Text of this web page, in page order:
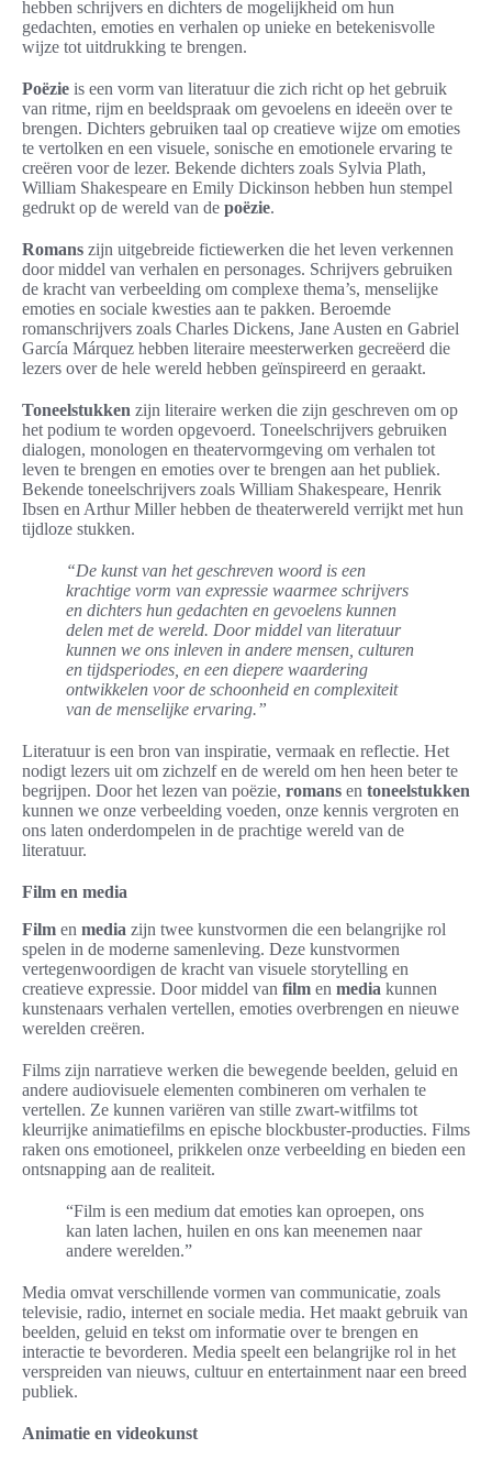
hebben schrijvers en dichters de mogelijkheid om hun
gedachten, emoties en verhalen op unieke en betekenisvolle
wijze tot uitdrukking te brengen.
Poëzie is een vorm van literatuur die zich richt op het gebruik
van ritme, rijm en beeldspraak om gevoelens en ideeën over te
brengen. Dichters gebruiken taal op creatieve wijze om emoties
te vertolken en een visuele, sonische en emotionele ervaring te
creëren voor de lezer. Bekende dichters zoals Sylvia Plath,
William Shakespeare en Emily Dickinson hebben hun stempel
gedrukt op de wereld van de poëzie.
Romans zijn uitgebreide fictiewerken die het leven verkennen
door middel van verhalen en personages. Schrijvers gebruiken
de kracht van verbeelding om complexe thema’s, menselijke
emoties en sociale kwesties aan te pakken. Beroemde
romanschrijvers zoals Charles Dickens, Jane Austen en Gabriel
García Márquez hebben literaire meesterwerken gecreëerd die
lezers over de hele wereld hebben geïnspireerd en geraakt.
Toneelstukken zijn literaire werken die zijn geschreven om op
het podium te worden opgevoerd. Toneelschrijvers gebruiken
dialogen, monologen en theatervormgeving om verhalen tot
leven te brengen en emoties over te brengen aan het publiek.
Bekende toneelschrijvers zoals William Shakespeare, Henrik
Ibsen en Arthur Miller hebben de theaterwereld verrijkt met hun
tijdloze stukken.
“De kunst van het geschreven woord is een
krachtige vorm van expressie waarmee schrijvers
en dichters hun gedachten en gevoelens kunnen
delen met de wereld. Door middel van literatuur
kunnen we ons inleven in andere mensen, culturen
en tijdsperiodes, en een diepere waardering
ontwikkelen voor de schoonheid en complexiteit
van de menselijke ervaring.”
Literatuur is een bron van inspiratie, vermaak en reflectie. Het
nodigt lezers uit om zichzelf en de wereld om hen heen beter te
begrijpen. Door het lezen van poëzie, romans en toneelstukken
kunnen we onze verbeelding voeden, onze kennis vergroten en
ons laten onderdompelen in de prachtige wereld van de
literatuur.
Film en media
Film en media zijn twee kunstvormen die een belangrijke rol
spelen in de moderne samenleving. Deze kunstvormen
vertegenwoordigen de kracht van visuele storytelling en
creatieve expressie. Door middel van film en media kunnen
kunstenaars verhalen vertellen, emoties overbrengen en nieuwe
werelden creëren.
Films zijn narratieve werken die bewegende beelden, geluid en
andere audiovisuele elementen combineren om verhalen te
vertellen. Ze kunnen variëren van stille zwart-witfilms tot
kleurrijke animatiefilms en epische blockbuster-producties. Films
raken ons emotioneel, prikkelen onze verbeelding en bieden een
ontsnapping aan de realiteit.
“Film is een medium dat emoties kan oproepen, ons
kan laten lachen, huilen en ons kan meenemen naar
andere werelden.”
Media omvat verschillende vormen van communicatie, zoals
televisie, radio, internet en sociale media. Het maakt gebruik van
beelden, geluid en tekst om informatie over te brengen en
interactie te bevorderen. Media speelt een belangrijke rol in het
verspreiden van nieuws, cultuur en entertainment naar een breed
publiek.
Animatie en videokunst